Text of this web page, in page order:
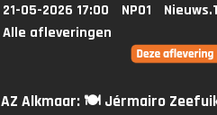
21-05-2026 17:00 NPO1
Alle afleveringen
AZ Alkmaar: 🍽️ Jérmairo